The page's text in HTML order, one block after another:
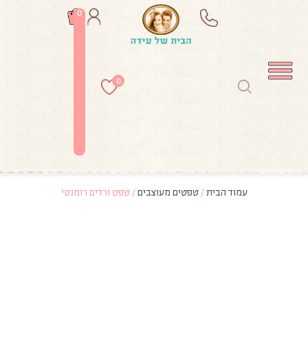
0
0
עמוד הבית/טפטים מעוצבים/ טפט ורדים רומנטי